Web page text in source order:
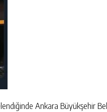
Ankara Büyükşehir